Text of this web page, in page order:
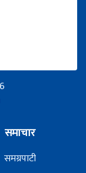
समाचार
समग्रपाटी